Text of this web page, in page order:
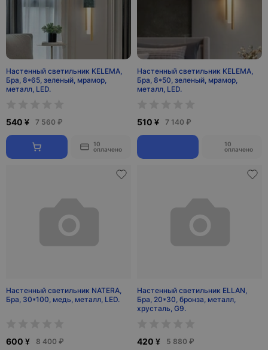
Настенный светильник KELEMA,
Бра, 8*65, зеленый, мрамор,
металл, LED.
540 ¥ 7 560 ₽
10
оплачено
Настенный светильник KELEMA,
Бра, 8*50, зеленый, мрамор,
металл, LED.
510 ¥ 7 140 ₽
10
оплачено
Настенный светильник NATERA,
Бра, 30*100, медь, металл, LED.
600 ¥ 8 400 ₽
Настенный светильник ELLAN,
Бра, 20*30, бронза, металл,
хрусталь, G9.
420 ¥ 5 880 ₽